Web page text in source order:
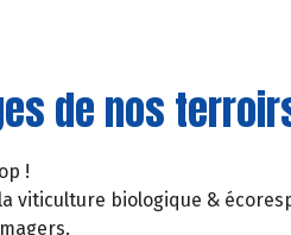
de nos
!
viticulture biologique &